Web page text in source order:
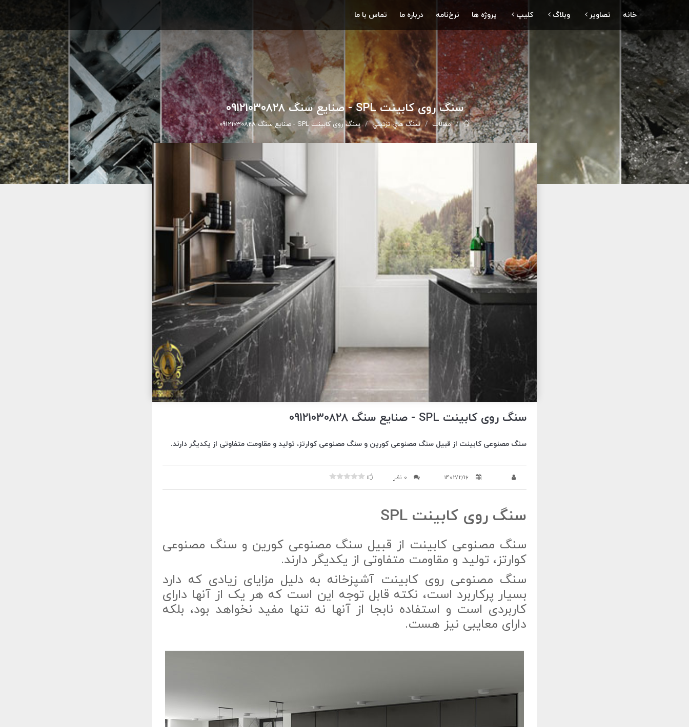
خانه تصاویر وبلاگ کلیپ پروژه ها نرخ‌نامه درباره ما تماس با ما
سنگ روی کابینت SPL - صنایع سنگ 09121030828
مقالات سنگ هاي تزئيني سنگ روی کابینت SPL - صنایع سنگ 09121030828
سنگ روی کابینت SPL - صنایع سنگ 09121030828
سنگ مصنوعی کابینت از قبیل سنگ مصنوعی کورین و سنگ مصنوعی کوارتز، تولید و مقاومت متفاوتی از یکدیگر دارند.
1402/2/16 0 نظر
سنگ روی کابینت SPL
سنگ مصنوعی کابینت از قبیل سنگ مصنوعی کورین و سنگ مصنوعی
کوارتز، تولید و مقاومت متفاوتی از یکدیگر دارند.
سنگ مصنوعی روی کابینت آشپزخانه به دلیل مزایای زیادی که دارد
بسیار پرکاربرد است، نکته قابل توجه این است که هر یک از آنها دارای
کاربردی است و استفاده نابجا از آنها نه تنها مفید نخواهد بود، بلکه
دارای معایبی نیز هست.